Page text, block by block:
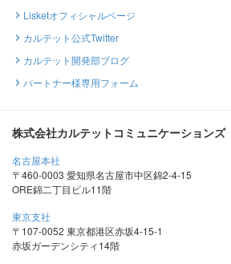
Lisketオフィシャルページ
カルテット公式Twitter
カルテット開発部ブログ
パートナー様専用フォーム
株式会社カルテットコミュニケーションズ
名古屋本社
〒460-0003 愛知県名古屋市中区錦2-4-15
ORE錦二丁目ビル11階
東京支社
〒107-0052 東京都港区赤坂4-15-1
赤坂ガーデンシティ14階